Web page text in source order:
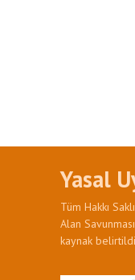
Yasal
Tüm Hakkı
Alan
kaynak